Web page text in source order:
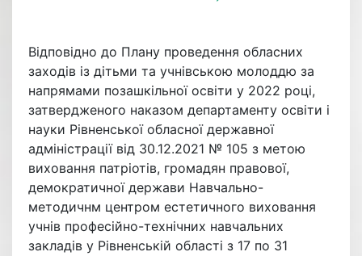
Відповідно до Плану проведення обласних
заходів із дітьми та учнівською молоддю за
напрямами позашкільної освіти у 2022 році,
затвердженого наказом департаменту освіти і
науки Рівненської обласної державної
адміністрації від 30.12.2021 № 105 з метою
виховання патріотів, громадян правової,
демократичної держави Навчально-
методичнм центром естетичного виховання
учнів професійно-технічних навчальних
закладів у Рівненській області з 17 по 31